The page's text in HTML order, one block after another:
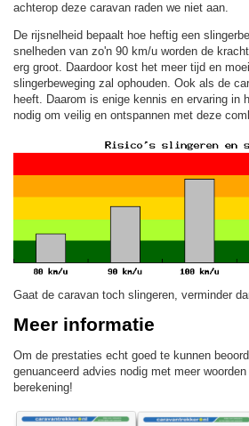
achterop deze caravan raden we niet aan.
De rijsnelheid bepaalt hoe heftig een
snelheden van zo'n 90 km/u worden de
erg groot. Daardoor kost het meer tijd en
slingerbeweging zal ophouden. Ook als de
heeft. Daarom is enige kennis en ervaring in
nodig om veilig en ontspannen met deze
Gaat de caravan toch slingeren, verminder
Meer informatie
Om de prestaties echt goed te kunnen
genuanceerd advies nodig met meer
berekening!